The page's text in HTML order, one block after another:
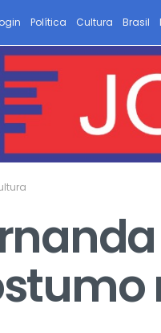
Política Cultura Brasil